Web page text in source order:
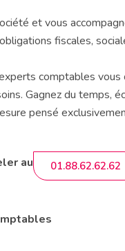
et vous
fiscales,
comptables
Gagnez du temps,
pensé
au 01.88.62.62.62